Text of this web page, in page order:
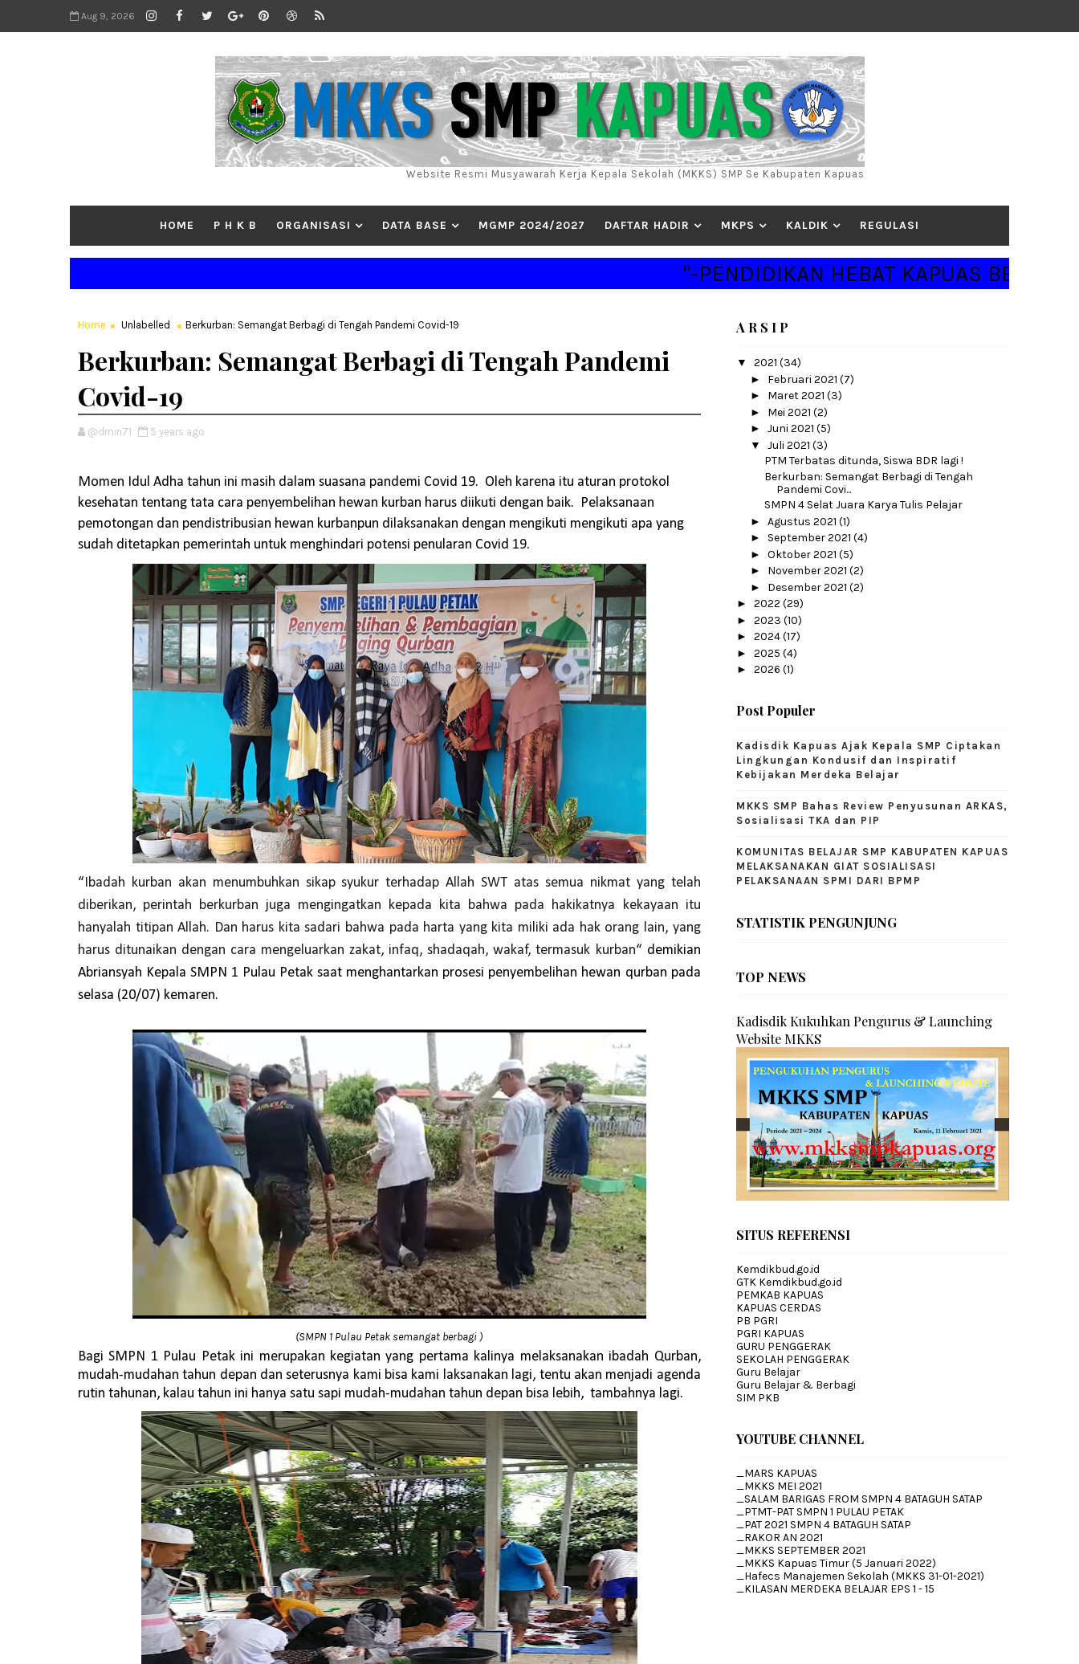
Aug 9, 2026
Website Resmi Musyawarah Kerja Kepala Sekolah (MKKS) SMP Se Kabupaten Kapuas
HOME P H K B ORGANISASI DATA BASE MGMP 2024/2027 DAFTAR HADIR MKPS KALDIK REGULASI
"-PENDIDIKAN HEBAT KAPUAS BERSINAR " :
Home Unlabelled Berkurban: Semangat Berbagi di Tengah Pandemi Covid-19
Berkurban: Semangat Berbagi di Tengah Pandemi
Covid-19
@dmin71 5 years ago
Momen Idul Adha tahun ini masih dalam suasana pandemi Covid 19. Oleh karena itu aturan protokol
kesehatan tentang tata cara penyembelihan hewan kurban harus diikuti dengan baik. Pelaksanaan
pemotongan dan pendistribusian hewan kurbanpun dilaksanakan dengan mengikuti mengikuti apa yang
sudah ditetapkan pemerintah untuk menghindari potensi penularan Covid 19.
“Ibadah kurban akan menumbuhkan sikap syukur terhadap Allah SWT atas semua nikmat yang telah
diberikan, perintah berkurban juga mengingatkan kepada kita bahwa pada hakikatnya kekayaan itu
hanyalah titipan Allah. Dan harus kita sadari bahwa pada harta yang kita miliki ada hak orang lain, yang
harus ditunaikan dengan cara mengeluarkan zakat, infaq, shadaqah, wakaf, termasuk kurban“ demikian
Abriansyah Kepala SMPN 1 Pulau Petak saat menghantarkan prosesi penyembelihan hewan qurban pada
selasa (20/07) kemaren.
(SMPN 1 Pulau Petak semangat berbagi )
Bagi SMPN 1 Pulau Petak ini merupakan kegiatan yang pertama kalinya melaksanakan ibadah Qurban,
mudah-mudahan tahun depan dan seterusnya kami bisa kami laksanakan lagi, tentu akan menjadi agenda
rutin tahunan, kalau tahun ini hanya satu sapi mudah-mudahan tahun depan bisa lebih, tambahnya lagi.
A R S I P
▼ 2021 (34)
► Februari 2021 (7)
► Maret 2021 (3)
► Mei 2021 (2)
► Juni 2021 (5)
▼ Juli 2021 (3)
PTM Terbatas ditunda, Siswa BDR lagi !
Berkurban: Semangat Berbagi di Tengah
Pandemi Covi...
SMPN 4 Selat Juara Karya Tulis Pelajar
► Agustus 2021 (1)
► September 2021 (4)
► Oktober 2021 (5)
► November 2021 (2)
► Desember 2021 (2)
► 2022 (29)
► 2023 (10)
► 2024(17)
► 2025 (4)
► 2026 (1)
Post Populer
Kadisdik Kapuas Ajak Kepala SMP Ciptakan
Lingkungan Kondusif dan Inspiratif
Kebijakan Merdeka Belajar
MKKS SMP Bahas Review Penyusunan ARKAS,
Sosialisasi TKA dan PIP
KOMUNITAS BELAJAR SMP KABUPATEN KAPUAS
MELAKSANAKAN GIAT SOSIALISASI
PELAKSANAAN SPMI DARI BPMP
STATISTIK PENGUNJUNG
TOP NEWS
Kadisdik Kukuhkan Pengurus & Launching
Website MKKS
SITUS REFERENSI
Kemdikbud.go.id
GTK Kemdikbud.go.id
PEMKAB KAPUAS
KAPUAS CERDAS
PB PGRI
PGRI KAPUAS
GURU PENGGERAK
SEKOLAH PENGGERAK
Guru Belajar
Guru Belajar & Berbagi
SIM PKB
YOUTUBE CHANNEL
_MARS KAPUAS
_MKKS MEI 2021
_SALAM BARIGAS FROM SMPN 4 BATAGUH SATAP
_PTMT-PAT SMPN 1 PULAU PETAK
_PAT 2021 SMPN 4 BATAGUH SATAP
_RAKOR AN 2021
_MKKS SEPTEMBER 2021
_MKKS Kapuas Timur (5 Januari 2022)
_Hafecs Manajemen Sekolah (MKKS 31-01-2021)
_KILASAN MERDEKA BELAJAR EPS 1 - 15